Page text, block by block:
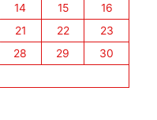
14 15
16
21 22
23
28 29
30